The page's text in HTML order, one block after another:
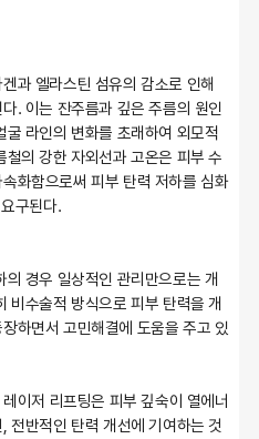
과 엘라스틴 섬유의 감소로 인해
. 이는 잔주름과 깊은 주름의 원인
라인의 변화를 초래하여 외모적
의 강한 자외선과 고온은 피부 수
화함으로써 피부 탄력 저하를 심화
구된다.
경우 일상적인 관리만으로는 개
비수술적 방식으로 피부 탄력을 개
하면서 고민해결에 도움을 주고 있
이저 리프팅은 피부 깊숙이 열에너
전반적인 탄력 개선에 기여하는 것